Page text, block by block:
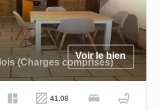
(Charges comprises)
Voir le bien
41.08